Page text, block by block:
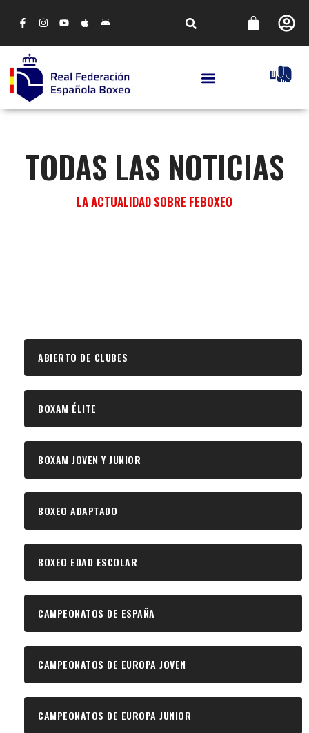
TODAS LAS NOTICIAS
LA ACTUALIDAD SOBRE FEBOXEO
ABIERTO DE CLUBES
BOXAM ÉLITE
BOXAM JOVEN Y JUNIOR
BOXEO ADAPTADO
BOXEO EDAD ESCOLAR
CAMPEONATOS DE ESPAÑA
CAMPEONATOS DE EUROPA JOVEN
CAMPEONATOS DE EUROPA JUNIOR